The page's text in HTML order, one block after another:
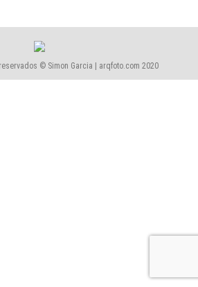
© Simon Garcia | arqfoto.com 2020